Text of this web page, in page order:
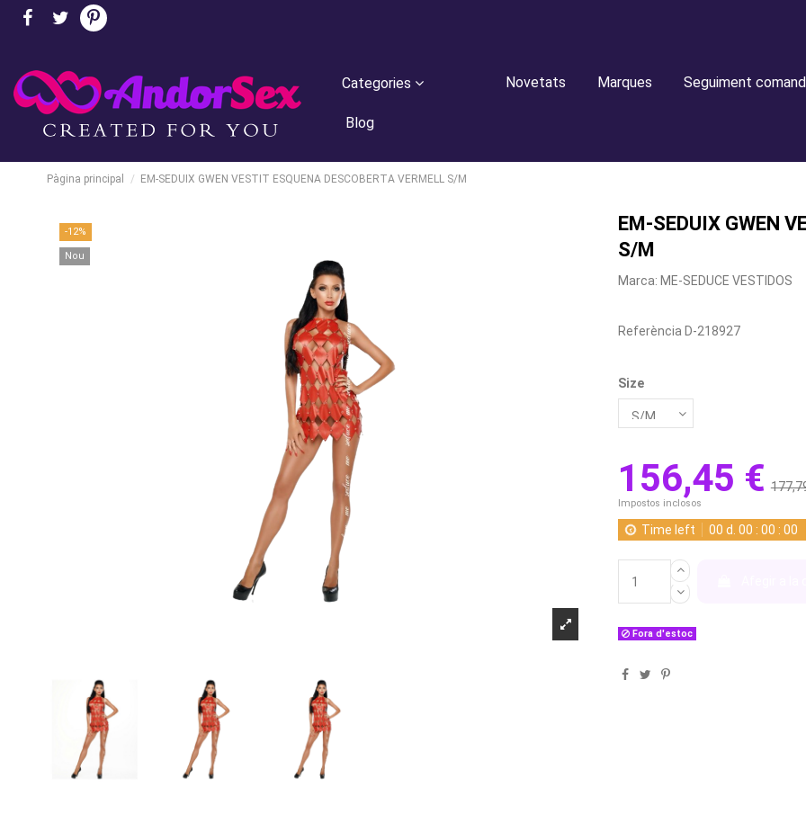
Categories Novetats Marques Seguiment
Blog
Pàgina principal EM-SEDUIX GWEN VESTIT ESQUENA DESCOBERTA VERMELL S/M
-12%
Nou
EM-SEDUIX GWEN
S/M
Marca: ME-SEDUCE VESTIDOS
Referència D-218927
Size
156,45 €
Impostos inclosos
Time left 00 d. 00 :00 :00
Fora d'estoc